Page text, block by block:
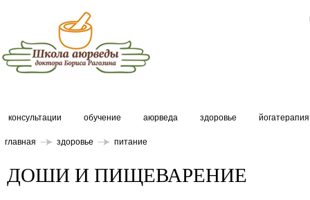
консультации обучение аюрведа здоровье йогатерапия
главная здоровье питание
ДОШИ И ПИЩЕВАРЕНИЕ